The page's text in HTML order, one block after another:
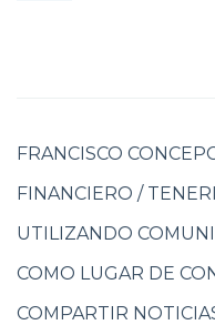
FRANCISCO
FINANCIERO /
UTILIZANDO
COMO LUGAR DE
COMPARTIR